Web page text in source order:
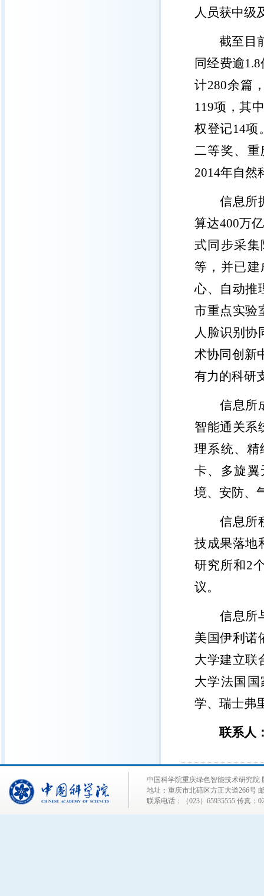
人员获中级
截至目
同经费逾1.8
计280余篇
119项，其
权登记14项
二等奖、
2014年自然
信息所
算达400万
式同步采
等，并已
心、自动推
市重点实验
人脸识别协
术协同创新
有力的科研
信息所
智能通关系
理系统、精
卡、多旋
境、安防、
信息所
技成果落地
研究所和2
议。
信息所
美国伊利诺
大学建立联
大学法国
学、瑞士弗
联系人
中国科学院重庆绿色智能技术研究院
地址：重庆市北碚区方正大道266号
联系电话：（023）65935555 传真：